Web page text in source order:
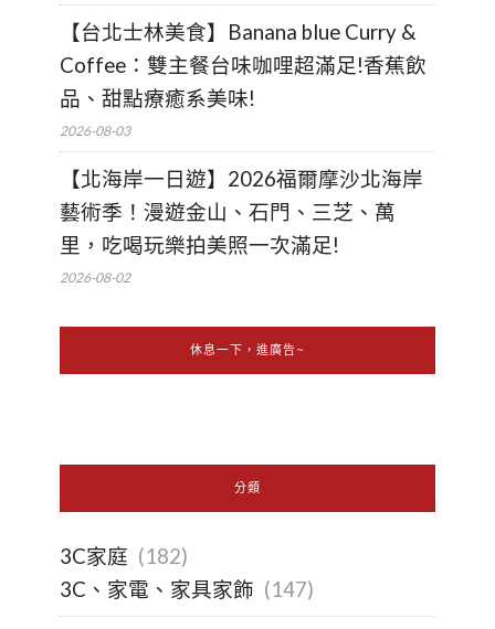
【台北士林美食】Banana blue Curry &
Coffee：雙主餐台味咖哩超滿足!香蕉飲
品、甜點療癒系美味!
2026-08-03
【北海岸一日遊】2026福爾摩沙北海岸
藝術季！漫遊金山、石門、三芝、萬
里，吃喝玩樂拍美照一次滿足!
2026-08-02
休息一下，進廣告~
分類
3C家庭 (182)
3C、家電、家具家飾 (147)